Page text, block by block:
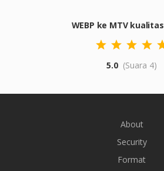
WEBP ke MTV
5.0 (Suara 4)
About
Security
Format